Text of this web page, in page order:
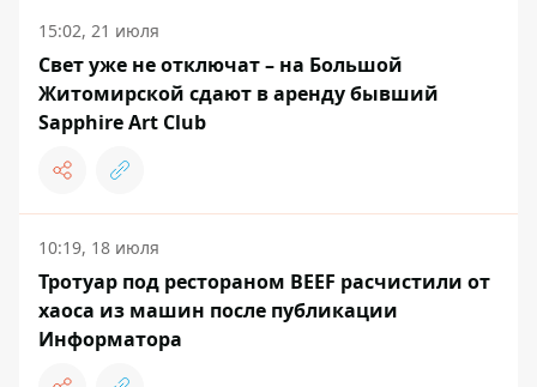
15:02, 21 июля
Свет уже не отключат – на Большой
Житомирской сдают в аренду бывший
Sapphire Art Club
10:19, 18 июля
Тротуар под рестораном BEEF расчистили от
хаоса из машин после публикации
Информатора